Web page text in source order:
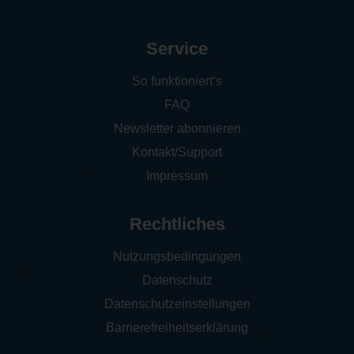
Service
So funktioniert‘s
FAQ
Newsletter abonnieren
Kontakt/Support
Impressum
Rechtliches
Nutzungsbedingungen
Datenschutz
Datenschutzeinstellungen
Barrierefreiheitserklärung